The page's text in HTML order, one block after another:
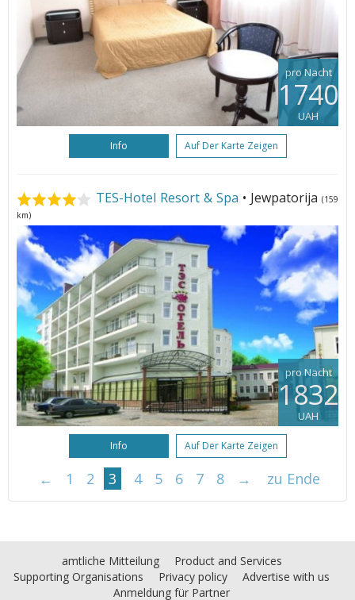
pro Nacht
1740
UAH
Info Auf Der Karte Zeigen
TES-Hotel Resort & Spa • Jewpatorija (159
km)
pro Nacht
1832
UAH
Info Auf Der Karte Zeigen
← 1 2 3 4 5 6 7 8 → zu Ende
amtliche Mitteilung
Product and Services
Supporting Organisations
Privacy policy
Advertise with us
Anmeldung für Partner